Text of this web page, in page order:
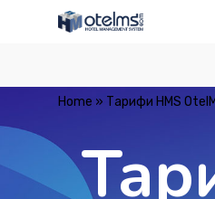
Home » Тарифи HMS